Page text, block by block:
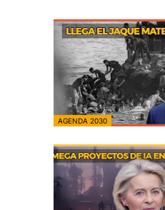
AGENDA 2030